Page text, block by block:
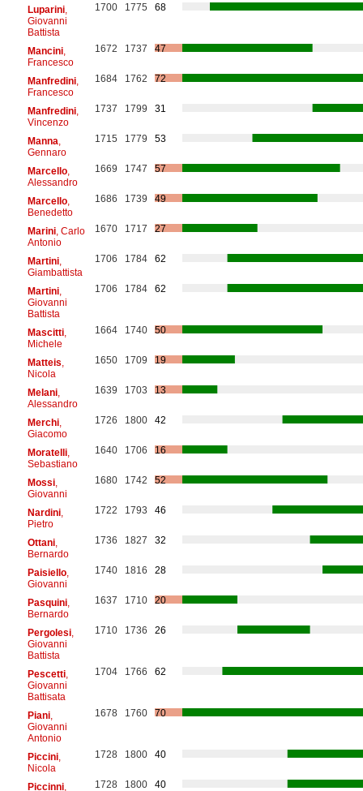
Luparini,
Giovanni
Battista
1700 1775 68
Mancini,
Francesco
1672 1737 47
Manfredini,
Francesco
1684 1762 72
Manfredini,
Vincenzo
1737 1799 31
Manna
Gennaro
1715 1779 53
Marcello,
Alessandro
1669 1747 57
Marcello,
Benedetto
1686 1739 49
Marini, Carlo
Antonio
1670 1717 27
Martini,
Giambattista
1706 1784 62
Martini,
Giovanni
Battista
1706 1784 62
Mascitti,
Michele
1664 1740 50
Matteis
Nicola
1650 1709 19
Melani,
Alessandro
1639 1703 13
Merchi,
Giacomo
1726 1800 42
Moratelli,
Sebastiano
1640 1706 16
Mossi,
Giovanni
1680 1742 52
Nardini,
Pietro
1722 1793 46
Ottani,
Bernardo
1736 1827 32
Paisiello,
Giovanni
1740 1816 28
Pasquini,
Bernardo
1637 1710 20
Pergolesi,
Giovanni
Battista
1710 1736 26
Pescetti,
Giovanni
Battisata
1704 1766 62
Piani,
Giovanni
Antonio
1678 1760 70
Piccini,
Nicola
1728 1800 40
Piccinni,
1728 1800 40